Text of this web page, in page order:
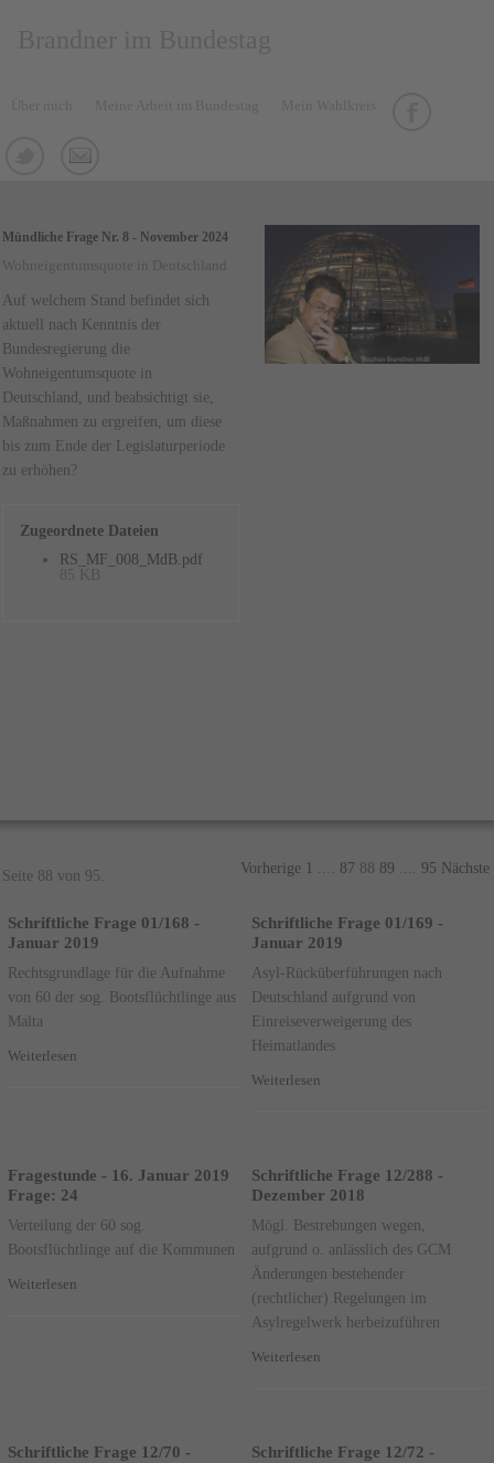
Mündliche Frage Nr. 8 - November 2024
Wohneigentumsquote in Deutschland
Auf welchem Stand befindet sich
aktuell nach Kenntnis der
Bundesregierung die
Wohneigentumsquote in
Deutschland, und beabsichtigt sie,
Maßnahmen zu ergreifen, um diese
bis zum Ende der Legislaturperiode
zu erhöhen?
Zugeordnete Dateien
RS_MF_008_MdB.pdf
85 KB
Seite 88 von 95. Vorherige 1 87 88 89 95 Nächste
Schriftliche Frage 01/168 -
Januar 2019
Rechtsgrundlage für die Aufnahme
von 60 der sog. Bootsflüchtlinge aus
Malta
Weiterlesen
Schriftliche Frage 01/169 -
Januar 2019
Asyl-Rücküberführungen nach
Deutschland aufgrund von
Einreiseverweigerung des
Heimatlandes
Weiterlesen
Fragestunde - 16. Januar 2019
Frage: 24
Verteilung der 60 sog.
Bootsflüchtlinge auf die Kommunen
Weiterlesen
Schriftliche Frage 12/288 -
Dezember 2018
Mögl. Bestrebungen wegen,
aufgrund o. anlässlich des GCM
Änderungen bestehender
(rechtlicher) Regelungen im
Asylregelwerk herbeizuführen
Weiterlesen
Schriftliche Frage 12/70 -
Schriftliche Frage 12/72 -